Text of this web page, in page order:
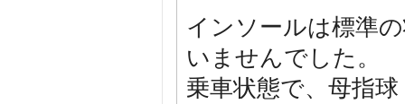
インソールは標準
いませんでした。
乗車状態で、母指